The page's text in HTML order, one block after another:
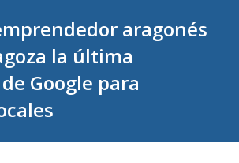
aragonés
la última
Google para